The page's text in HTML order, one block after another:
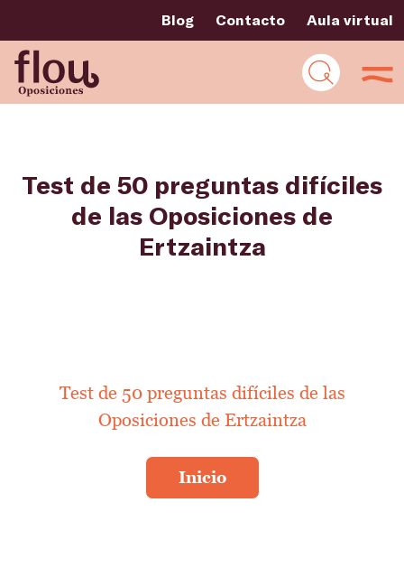
Blog Contacto Aula virtual
Test de 50 preguntas difíciles
de las Oposiciones de
Ertzaintza
Test de 50 preguntas difíciles de las
Oposiciones de Ertzaintza